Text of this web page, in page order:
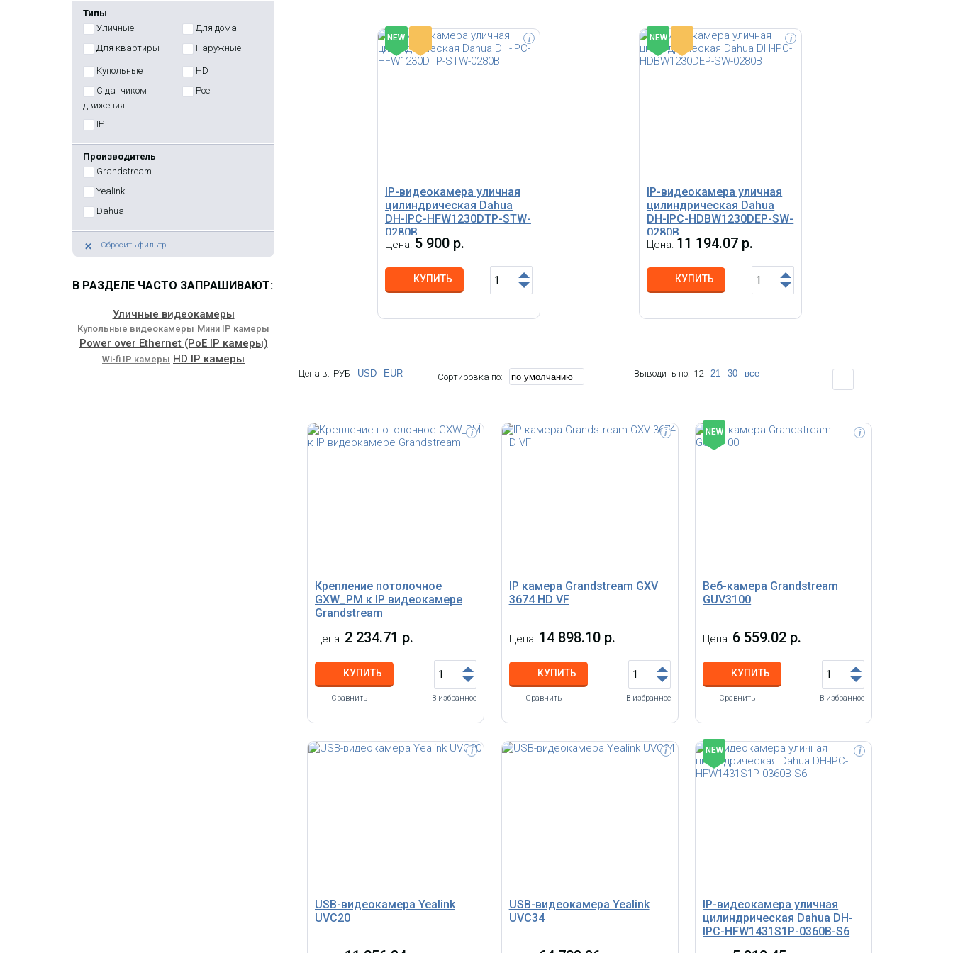
Типы
Уличные
Для квартиры
Для дома
Наружные
Купольные
С датчиком
движения
HD
Poe
IP
Производитель
Grandstream
Yealink
Dahua
Сбросить фильтр
В РАЗДЕЛЕ ЧАСТО ЗАПРАШИВАЮТ:
Уличные видеокамеры
Купольные видеокамеры Мини IP камеры
Power over Ethernet (PoE IP камеры)
Wi-fi IP камеры HD IP камеры
NEW
IP-видеокамера уличная
цилиндрическая Dahua
DH-IPC-HFW1230DTP-STW-
0280B
Цена: 5 900 р.
КУПИТЬ
i NEW
IP-видеокамера уличная
цилиндрическая Dahua
DH-IPC-HDBW1230DEP-SW-
0280B
Цена: 11 194.07 р.
КУПИТЬ
i
Цена в: РУБ USD EUR Сортировка по: Выводить по: 12 21 30 все
Крепление потолочное
GXW_PM к IP видеокамере
Grandstream
Цена: 2 234.71 р.
КУПИТЬ
Сравнить В избранное
i
IP камера Grandstream GXV
3674 HD VF
Цена: 14 898.10 р.
КУПИТЬ
Сравнить В избранное
i
инфракрасная (IR) IP-камера с
настраиваемой линзой высокой
четкости с переменным фокусным
расстоянием
NEW
Веб-камера Grandstream
GUV3100
Цена: 6 559.02 р.
КУПИТЬ
Сравнить В избранное
i
микрофона, USB 2.0
USB-видеокамера Yealink
UVC20
i
USB-видеокамера Yealink
UVC34
i NEW
IP-видеокамера уличная
цилиндрическая Dahua DH-
IPC-HFW1431S1P-0360B-S6
i